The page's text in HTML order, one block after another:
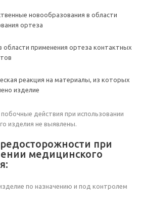
новообразования в области
ортеза
области применения ортеза контактных
реакция на материалы, из которых
изделие
действия при использовании
изделия не выявлены.
при
медицинского
по назначению и под контролем